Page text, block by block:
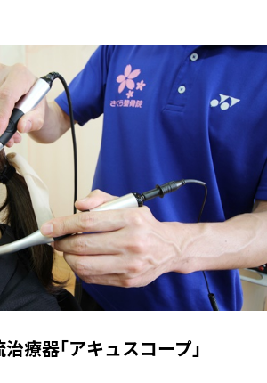
療器｢アキュスコープ｣